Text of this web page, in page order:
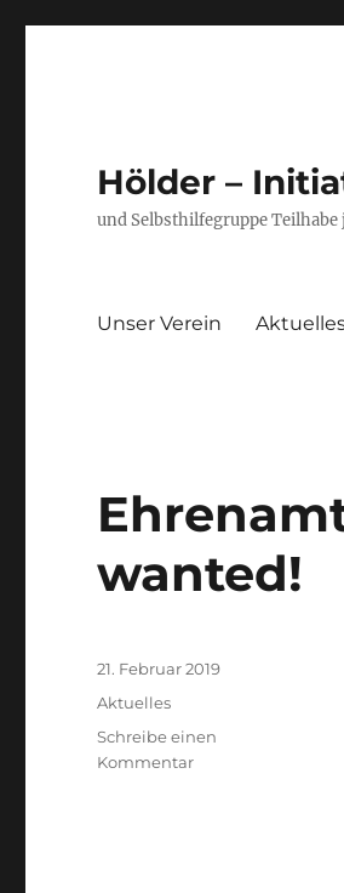
Hölder –
und Selbsthilfegruppe
Unser Verein
wanted!
Veröffentlicht
am
21. Februar 2019
Kategorien
Aktuelles
Schreibe einen
Kommentarzu